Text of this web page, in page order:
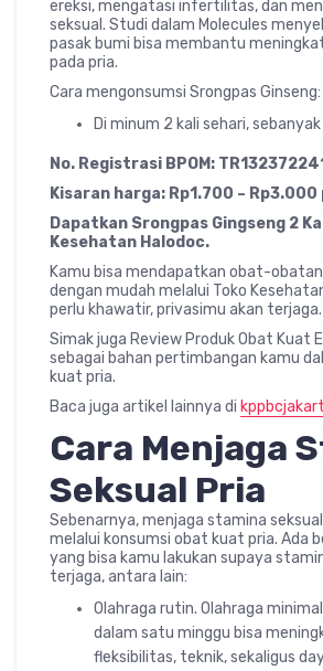
ereksi, mengatasi infertilitas, dan
seksual. Studi dalam Molecules
pasak bumi bisa membantu
pada pria.
Cara mengonsumsi Srongpas Ginseng:
Di minum 2 kali sehari, sebanyak
No. Registrasi BPOM:
Kisaran harga: Rp1.700 –
Dapatkan Srongpas Gingseng 2
Kesehatan Halodoc.
Kamu bisa mendapatkan obat-
dengan mudah melalui Toko
perlu khawatir, privasimu akan terjaga.
Simak juga Review Produk Obat Kuat
sebagai bahan pertimbangan kamu
kuat pria.
Baca juga artikel lainnya di
Cara Menjaga
Seksual Pria
Sebenarnya, menjaga stamina
melalui konsumsi obat kuat pria. Ada
yang bisa kamu lakukan supaya
terjaga, antara lain:
Olahraga rutin. Olahraga
dalam satu minggu bisa
fleksibilitas, teknik, sekaligus